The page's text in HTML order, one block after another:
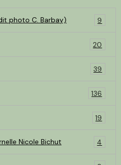
photo C. Barbay) 9
20
39
136
19
Nicole Bichut 4